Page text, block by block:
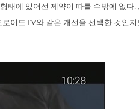
태에 있어선 제약이 따를 수밖에 없다.
이드TV와 같은 개선을 선택한 것인지